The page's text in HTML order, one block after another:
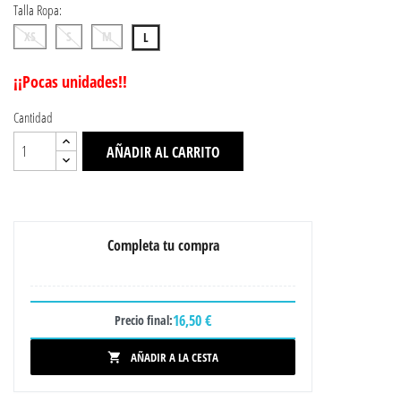
Talla Ropa:
XS S M L
¡¡Pocas unidades!!
Cantidad
AÑADIR AL CARRITO
Completa tu compra
Precio final:16,50 €
 AÑADIR A LA CESTA